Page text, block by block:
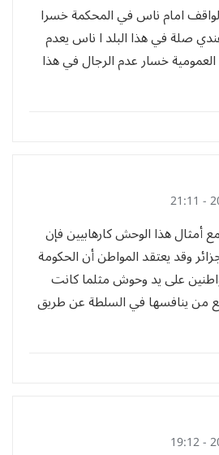
امام ناس في المحكمة خسرا
صلة في هذا البلد ا ناس يعدم
خسار عدم الرجال في هذا
أمثال هذا الوحش كارهابيين فإن
وقد يعتقد المواطن أن الحكومة
على يد وحوش مثلما كانت
من ينافسها في السلطة عن طريق